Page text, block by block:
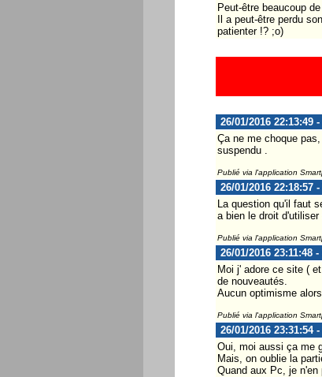
Peut-être beaucoup
Il a peut-être perdu
patienter !? ;o)
26/01/2016 22:13:49
Ça ne me choque
suspendu .
Publié via l'application
26/01/2016 22:18:57
La question qu'il faut
a bien le droit
Publié via l'application
26/01/2016 23:11:48
Moi j' adore ce site (
de nouveautés.
Aucun optimisme
Publié via l'application
26/01/2016 23:31:54 -
Oui, moi aussi ça me
Mais, on oublie la
Quand aux Pc, je n'en